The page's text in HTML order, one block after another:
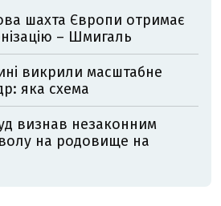
шахта Європи отримає
– Шмигаль
викрили масштабне
яка схема
визнав незаконним
на родовище на